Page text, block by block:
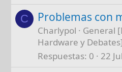
C Problemas con
Charlypol
General
Hardware y Debates]
Respuestas 0 22